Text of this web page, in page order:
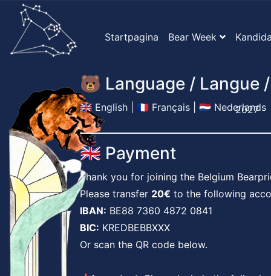
Startpagina Bear Week
2027
🐻 Language / Langue
🇬🇧 English 🇫🇷 Français 🇳🇱 Nederlands
🇬🇧 Payment
Thank you for joining the Belgium
Please transfer 20€ to the following
IBAN: BE88 7360 4872 0841
BIC: KREDBEBBXXX
Or scan the QR code below.